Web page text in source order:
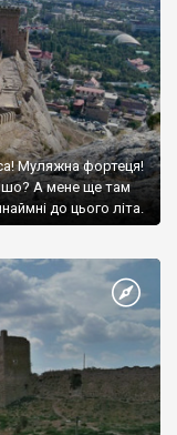
Муляжна фортеця!
шо? А мене ще там
до цього літа.